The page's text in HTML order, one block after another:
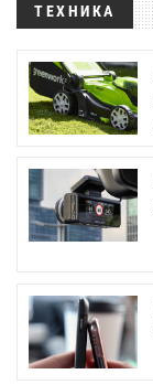
ТЕХНИКА